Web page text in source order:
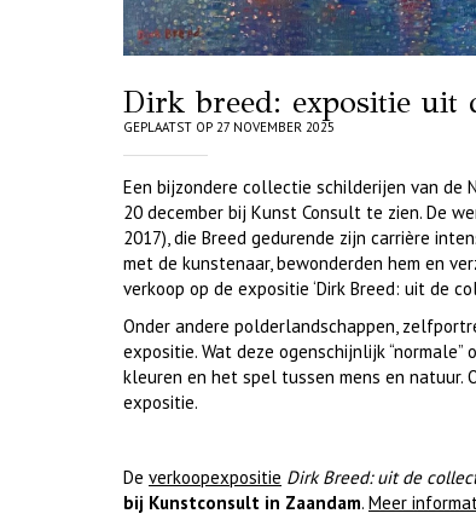
Dirk breed: expositie uit
GEPLAATST OP 27 NOVEMBER 2025
Een bijzondere collectie schilderijen van de
20 december bij Kunst Consult te zien. De
2017), die Breed gedurende zijn carrière
met de kunstenaar, bewonderden hem en
verkoop op de expositie ‘Dirk Breed: uit de
Onder andere polderlandschappen,
expositie. Wat deze ogenschijnlijk
kleuren en het spel tussen mens en natuur.
expositie.
De verkoopexpositie Dirk Breed: uit de
bij Kunstconsult in Zaandam. Meer